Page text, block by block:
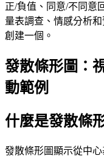
正/負值、同意/不同意
量表調查、情感分析
創建一個。
發散條形圖：
動範例
什麼是發散條
發散條形圖顯示從中